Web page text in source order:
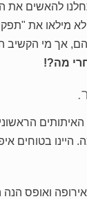
להאשים את
מילאו את
אך מי הקשיב
מה?!
בטוחים
ואופס הנה